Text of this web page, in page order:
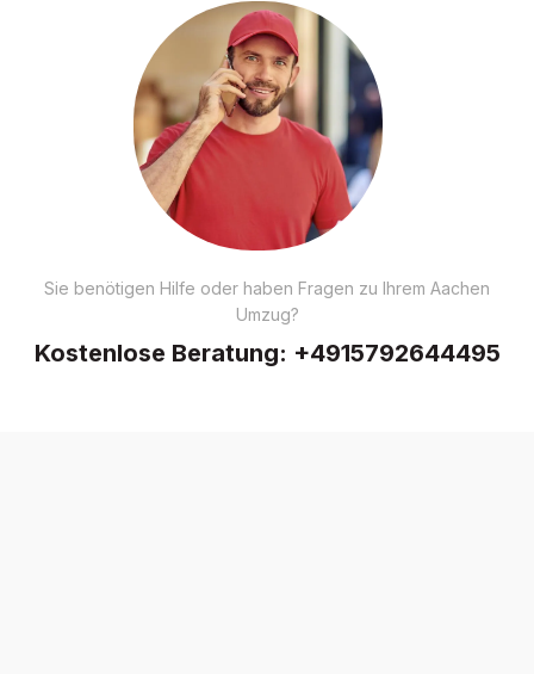
Sie benötigen Hilfe oder haben Fragen zu Ihrem Aachen
Umzug?
Kostenlose Beratung: +4915792644495